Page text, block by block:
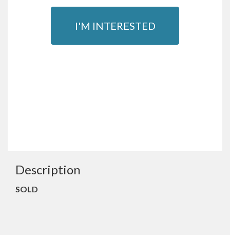
I'M INTERESTED
Description
SOLD